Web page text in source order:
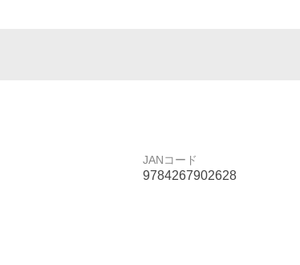
JANコード
9784267902628